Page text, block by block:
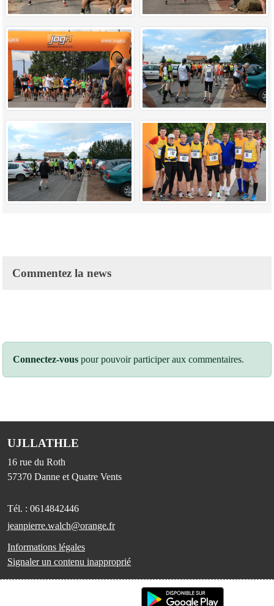
Commentez la news
Connectez-vous pour pouvoir participer aux commentaires.
UJLLATHLE
16 rue du Roth
57370 Danne et Quatre Vents
Tél. : 0614842446
jeanpierre.walch@orange.fr
Informations légales
Signaler un contenu inapproprié